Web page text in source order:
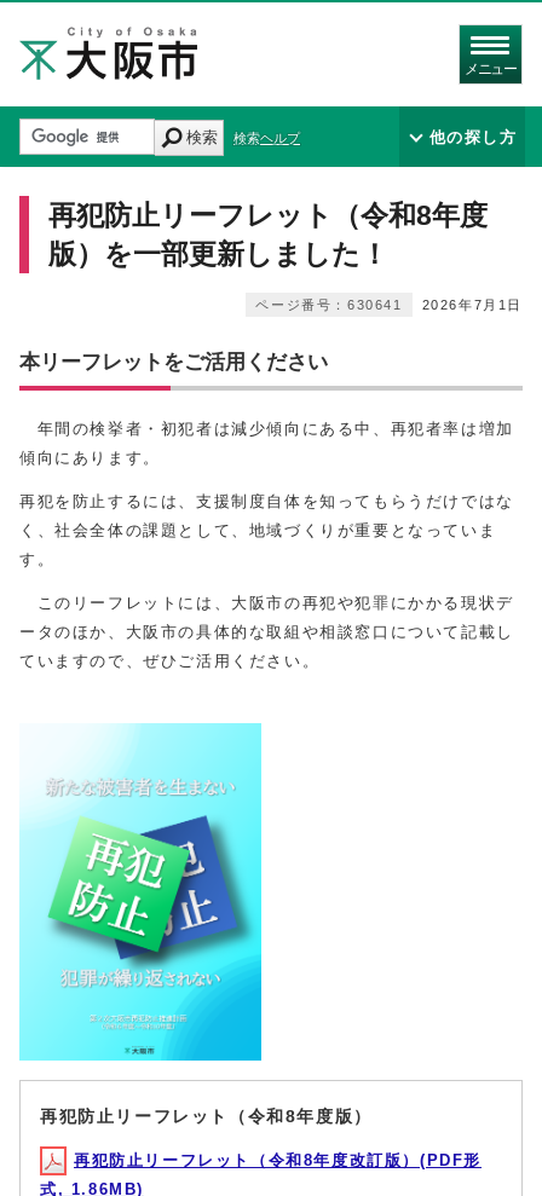
メニュー
検索 検索ヘルプ 他の探し方
再犯防止リーフレット（令和8年度
版）を一部更新しました！
2026年7月1日
ページ番号：630641
本リーフレットをご活用ください
年間の検挙者・初犯者は減少傾向にある中、再犯者率は増加
傾向にあります。
再犯を防止するには、支援制度自体を知ってもらうだけではな
く、社会全体の課題として、地域づくりが重要となっていま
す。
このリーフレットには、大阪市の再犯や犯罪にかかる現状デ
ータのほか、大阪市の具体的な取組や相談窓口について記載し
ていますので、ぜひご活用ください。
再犯防止リーフレット（令和8年度版）
再犯防止リーフレット（令和8年度改訂版）(PDF形
式, 1.86MB)